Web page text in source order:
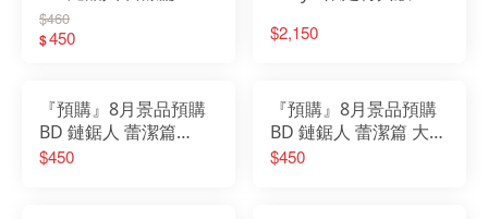
G&G 蕾潔 夜晚的學校
ver.
$460
$450
鏈鋸人 蕾潔篇 蕾潔 全
$2,150
『預購』8月景品預購
BD 鏈鋸人 蕾潔篇
Grandista 帕瓦
$450
『預購』8月景品預購
BD 鏈鋸人 蕾潔篇 大大
的SOFVIMATES 波奇塔
$450